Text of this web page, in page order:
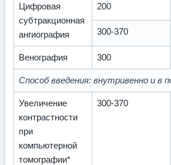
Цифровая
субтракционная
ангиография
200
300-370
Венография 300
Способ введения: внутривенно и в
Увеличение
контрастности
при
компьютерной
томографии*
300-370